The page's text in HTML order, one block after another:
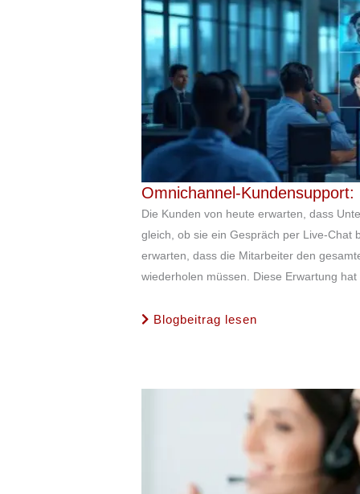
Omnichannel-
Die Kunden von heute erwarten, dass
gleich, ob sie ein Gespräch per Live-Chat
erwarten, dass die Mitarbeiter den
wiederholen müssen. Diese Erwartung
Blogbeitrag lesen